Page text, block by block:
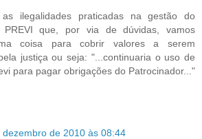
ilegalidades praticadas na gestão do
PREVI que, por via de dúvidas, vamos
coisa para cobrir valores a serem
justiça ou seja: "...continuaria o uso de
para pagar obrigações do Patrocinador..."
dezembro de 2010 às 08:44